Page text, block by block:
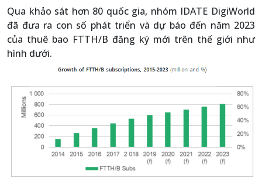
Qua khảo sát hơn 80 quốc gia, nhóm IDATE DigiWorld
đã đưa ra con số phát triển và dự báo đến năm 2023
của thuê bao FTTH/B đăng ký mới trên thế giới như
hình dưới.